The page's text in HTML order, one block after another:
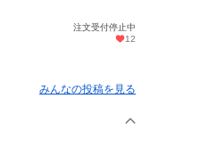
注文受付停止中
12
みんなの投稿を見る